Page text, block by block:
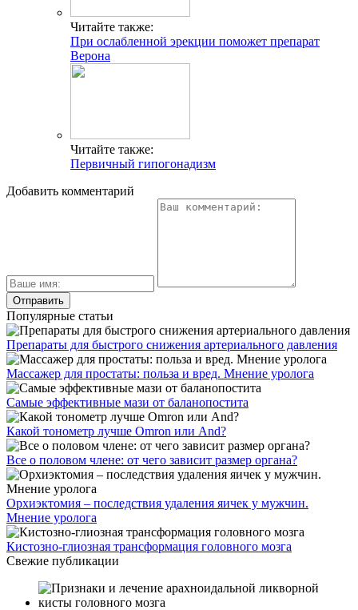
Читайте также:
При ослабленной эрекции поможет препарат
Верона
Читайте также:
Первичный гипогонадизм
Добавить комментарий
Популярные статьи
Препараты для быстрого снижения артериального давления
Массажер для простаты: польза и вред. Мнение уролога
Самые эффективные мази от баланопостита
Какой тонометр лучше Omron или And?
Все о половом члене: от чего зависит размер органа?
Орхиэктомия – последствия удаления яичек у мужчин.
Мнение уролога
Кистозно-глиозная трансформация головного мозга
Свежие публикации